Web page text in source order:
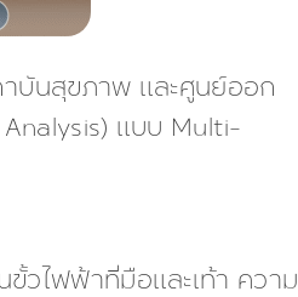
าบันสุขภาพ และศูนย์ออก
แบบ Multi-
ขั้วไฟฟ้าที่มือและเท้า ความ